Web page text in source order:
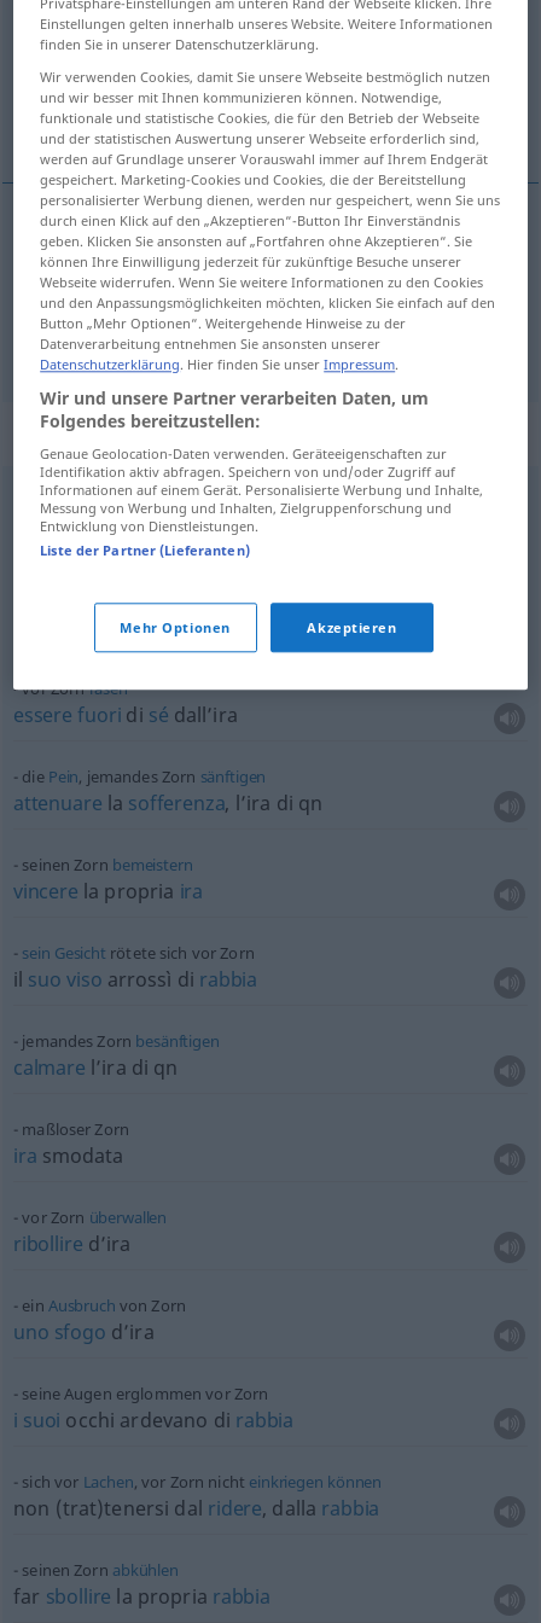
Übersicht aller Übersetzungen
(Für mehr Details die Übersetzung anklicken/antippen)
ira, collera
f Zorn
colleraf Zorn
Beispielsätze für "Zorn"
vor Zornglühen
farsirossodallarabbia(od
von Zorn
d’ira
vor Zornrasen
essere fuori di sé dall’ira
die Pein, jemandes Zorn sänftigen
attenuare la sofferenza, l’ira di qn
seinen Zorn bemeistern
vincere la propria ira
sein Gesicht rötete sich vor Zorn
il suo viso arrossì di rabbia
jemandes Zorn besänftigen
calmare l’ira di qn
maßloser Zorn
ira smodata
vor Zorn überwallen
ribollire d’ira
ein Ausbruch von Zorn
uno sfogo d’ira
seine Augen erglommen vor Zorn
i suoi occhi ardevano di rabbia
sich vor Lachen, vor Zorn nicht einkriegen können
non (trat)tenersi dal ridere, dalla rabbia
seinen Zorn abkühlen
far sbollire la propria rabbia
Einstellungen gelten innerhalb unseres Website. Weitere Informationen
finden Sie in unserer Datenschutzerklärung.
Wir verwenden Cookies, damit Sie unsere Webseite bestmöglich nutzen
und wir besser mit Ihnen kommunizieren können. Notwendige,
funktionale und statistische Cookies, die für den Betrieb der Webseite
und der statistischen Auswertung unserer Webseite erforderlich sind,
werden auf Grundlage unserer Vorauswahl immer auf Ihrem Endgerät
gespeichert. Marketing-Cookies und Cookies, die der Bereitstellung
personalisierter Werbung dienen, werden nur gespeichert, wenn Sie uns
durch einen Klick auf den „Akzeptieren“-Button Ihr Einverständnis
geben. Klicken Sie ansonsten auf „Fortfahren ohne Akzeptieren“. Sie
können Ihre Einwilligung jederzeit für zukünftige Besuche unserer
Webseite widerrufen. Wenn Sie weitere Informationen zu den Cookies
und den Anpassungsmöglichkeiten möchten, klicken Sie einfach auf den
Button „Mehr Optionen“. Weitergehende Hinweise zu der
Datenverarbeitung entnehmen Sie ansonsten unserer
Datenschutzerklärung. Hier finden Sie unserImpressum.
Wir und unsere Partner verarbeiten Daten, um
Folgendes bereitzustellen:
Genaue Geolocation-Daten verwenden. Geräteeigenschaften zur
Identifikation aktiv abfragen. Speichern von und/oder Zugriff auf
Informationen auf einem Gerät. Personalisierte Werbung und Inhalte,
Messung von Werbung und Inhalten, Zielgruppenforschung und
Entwicklung von Dienstleistungen.
Liste der Partner (Lieferanten)
Mehr Optionen Akzeptieren